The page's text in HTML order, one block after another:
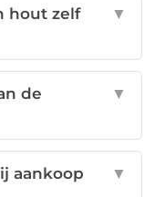
hout zelf
▼
de
▼
aankoop
▼